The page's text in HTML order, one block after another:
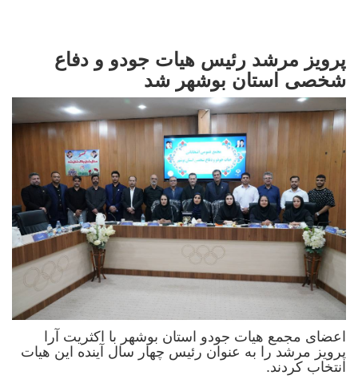
پرویز مرشد رئیس هیات جودو و دفاع
شخصی استان بوشهر شد
اعضای مجمع هیات جودو استان بوشهر با اکثریت آرا
پرویز مرشد را به عنوان رئیس چهار سال آینده این هیات
انتخاب کردند.